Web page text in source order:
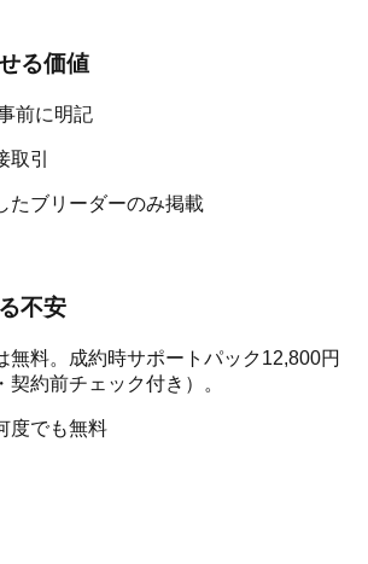
る価値
前に明記
引
たブリーダーのみ掲載
不安
無料。成約時サポートパック12,800円
契約前チェック付き）。
度でも無料